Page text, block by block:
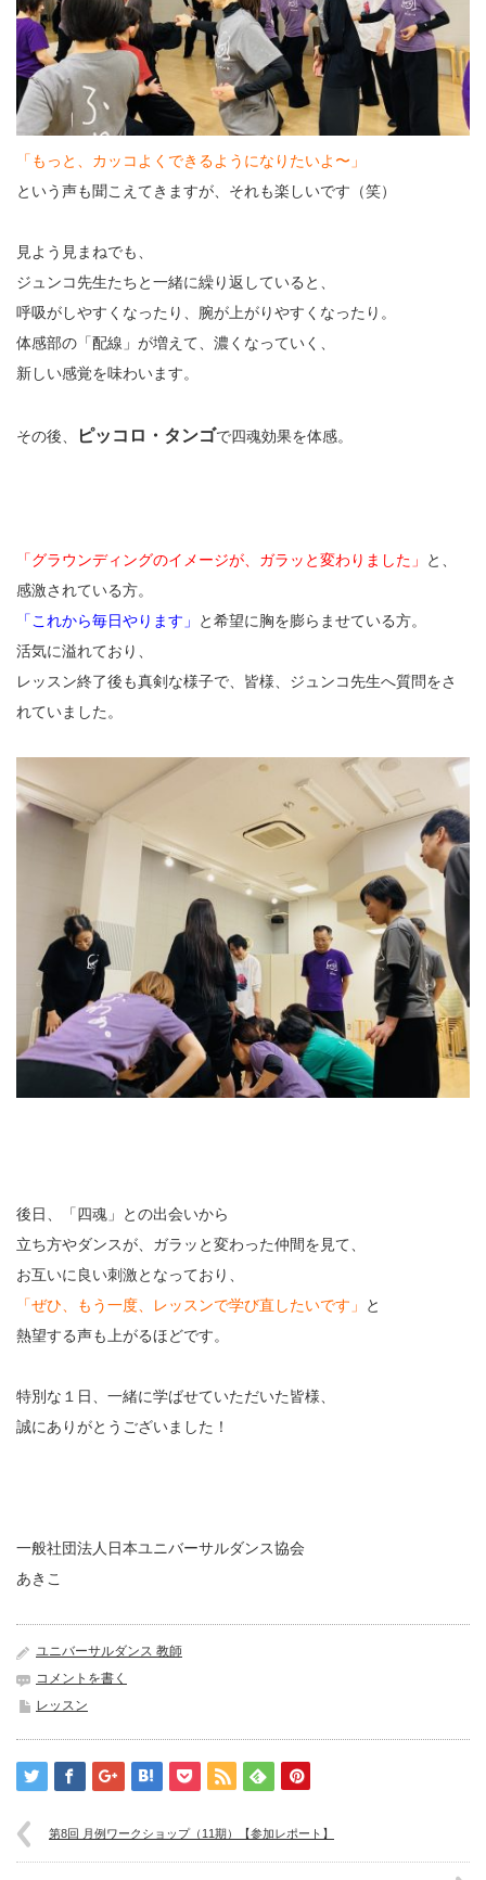
「もっと、カッコよくできるようになりたいよ〜」
という声も聞こえてきますが、それも楽しいです（笑）
見よう見まねでも、
ジュンコ先生たちと一緒に繰り返していると、
呼吸がしやすくなったり、腕が上がりやすくなったり。
体感部の「配線」が増えて、濃くなっていく、
新しい感覚を味わいます。
その後、 ピッコロ・タンゴで四魂効果を体感。
「グラウンディングのイメージが、ガラッと変わりました」
と、
感激されている方。
「これから毎日やります」
と希望に胸を膨らませている方。
活気に溢れており、
レッスン終了後も真剣な様子で、皆様、ジュンコ先生へ質問をさ
れていました。
後日、「四魂」との出会いから
立ち方やダンスが、ガラッと変わった仲間を見て、
お互いに良い刺激となっており、
「ぜひ、もう一度、レッスンで学び直したいです」
と
熱望する声も上がるほどです。
特別な１日、一緒に学ばせていただいた皆様、
誠にありがとうございました！
一般社団法人日本ユニバーサルダンス協会
あきこ
ユニバーサルダンス 教師
コメントを書く
レッスン
第8回 月例ワークショップ（11期）【参加レポート】